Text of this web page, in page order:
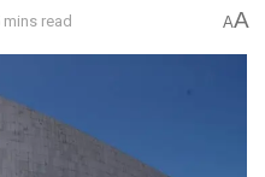
mins read AA